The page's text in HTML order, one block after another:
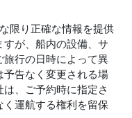
限り正確な情報を提供
が、船内の設備、サ
行の日時によって異
告なく変更される場
、ご予約時に指定さ
運航する権利を留保